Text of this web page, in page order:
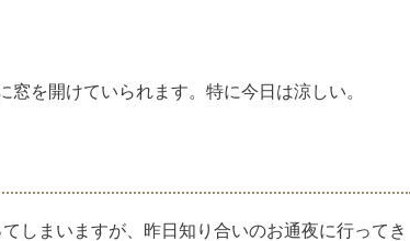
を開けていられます。特に今日は涼しい。
しまいますが、昨日知り合いのお通夜に行ってき